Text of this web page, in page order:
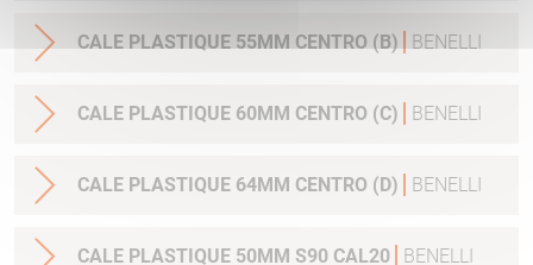
CALE PLASTIQUE 55MM CENTRO (B) BENELLI
CALE PLASTIQUE 60MM CENTRO (C) BENELLI
CALE PLASTIQUE 64MM CENTRO (D) BENELLI
CALE PLASTIQUE 50MM S90 CAL20 BENELLI